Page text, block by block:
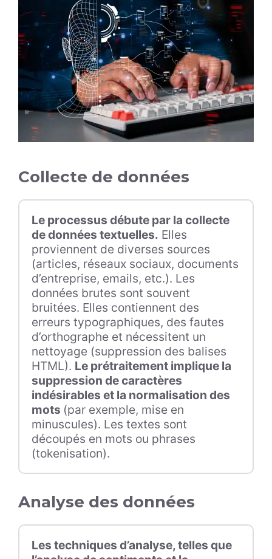
Collecte de données
Le processus débute par la collecte
de données textuelles. Elles
proviennent de diverses sources
(articles, réseaux sociaux, documents
d’entreprise, emails, etc.). Les
données brutes sont souvent
bruitées. Elles contiennent des
erreurs typographiques, des fautes
d’orthographe et nécessitent un
nettoyage (suppression des balises
HTML). Le prétraitement implique la
suppression de caractères
indésirables et la normalisation des
mots (par exemple, mise en
minuscules). Les textes sont
découpés en mots ou phrases
(tokenisation).
Analyse des données
Les techniques d’analyse, telles que